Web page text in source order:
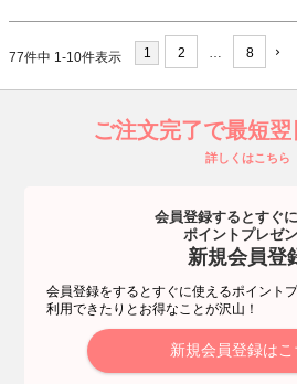
77件中 1-10件表示 1 2 8
ご注文完了で最短
詳しくはこちら
会員登録するとすぐ
ポイントプレゼ
新規会員登
会員登録をするとすぐに使えるポイント
利用できたりとお得なことが沢山！
新規会員登録はこ